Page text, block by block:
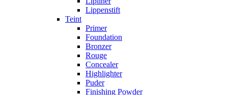
Lippenstift
Teint
Primer
Foundation
Bronzer
Rouge
Concealer
Highlighter
Puder
Finishing Powder